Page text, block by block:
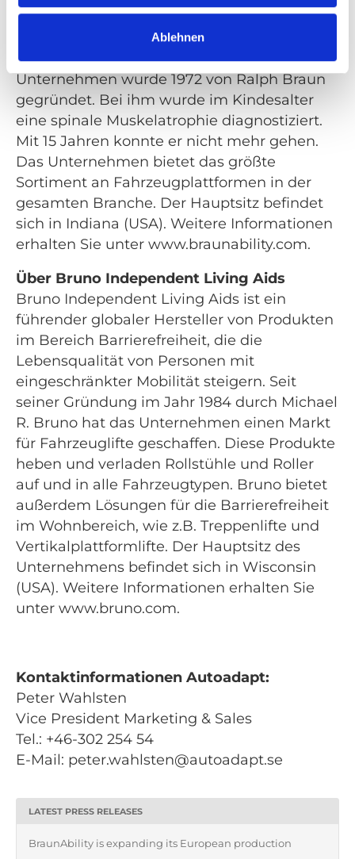
Ablehnen
körperlichen Behinderungen Mobilität
wiedererlangen und ein aktives sowie
unabhängiges Leben führen. Das
Unternehmen wurde 1972 von Ralph Braun
gegründet. Bei ihm wurde im Kindesalter
eine spinale Muskelatrophie diagnostiziert.
Mit 15 Jahren konnte er nicht mehr gehen.
Das Unternehmen bietet das größte
Sortiment an Fahrzeugplattformen in der
gesamten Branche. Der Hauptsitz befindet
sich in Indiana (USA). Weitere Informationen
erhalten Sie unter www.braunability.com.
Über Bruno Independent Living Aids
Bruno Independent Living Aids ist ein
führender globaler Hersteller von Produkten
im Bereich Barrierefreiheit, die die
Lebensqualität von Personen mit
eingeschränkter Mobilität steigern. Seit
seiner Gründung im Jahr 1984 durch Michael
R. Bruno hat das Unternehmen einen Markt
für Fahrzeuglifte geschaffen. Diese Produkte
heben und verladen Rollstühle und Roller
auf und in alle Fahrzeugtypen. Bruno bietet
außerdem Lösungen für die Barrierefreiheit
im Wohnbereich, wie z.B. Treppenlifte und
Vertikalplattformlifte. Der Hauptsitz des
Unternehmens befindet sich in Wisconsin
(USA). Weitere Informationen erhalten Sie
unter www.bruno.com.
Kontaktinformationen Autoadapt:
Peter Wahlsten
Vice President Marketing & Sales
Tel.: +46-302 254 54
E-Mail: peter.wahlsten@autoadapt.se
LATEST PRESS RELEASES
BraunAbility is expanding its European production